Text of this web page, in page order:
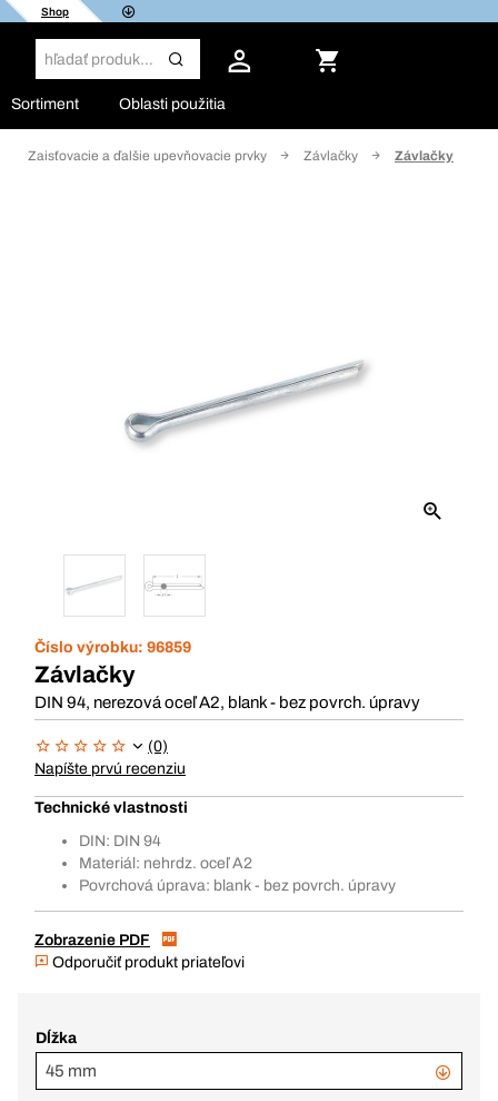
Shop
Sortiment Oblasti použitia
Zaisťovacie a ďalšie upevňovacie prvky Závlačky Závlačky
Číslo výrobku: 96859
Závlačky
DIN 94, nerezová oceľ A2, blank - bez povrch. úpravy
(0)
Napíšte prvú recenziu
Technické vlastnosti
DIN: DIN 94
Materiál: nehrdz. oceľ A2
Povrchová úprava: blank - bez povrch. úpravy
Zobrazenie PDF
Odporučiť produkt priateľovi
Dĺžka
45 mm